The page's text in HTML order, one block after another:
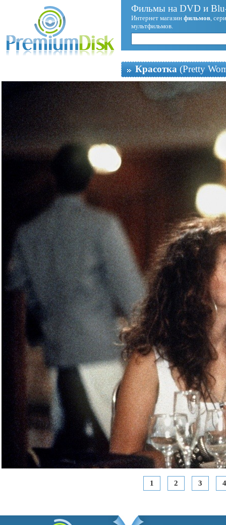
Фильмы на DVD и
Интернет магазин фильмов,
мультфильмов.
Красотка (Pretty
1 2 3 4